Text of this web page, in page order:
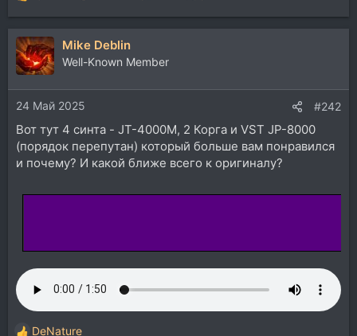
е
а
к
ц
и
и
:
Mike Deblin
Well-Known Member
24 Май 2025 #242
Вот тут 4 синта - JT-4000M, 2 Корга и VST JP-8000
(порядок перепутан) который больше вам понравился
и почему? И какой ближе всего к оригиналу?
DeNature